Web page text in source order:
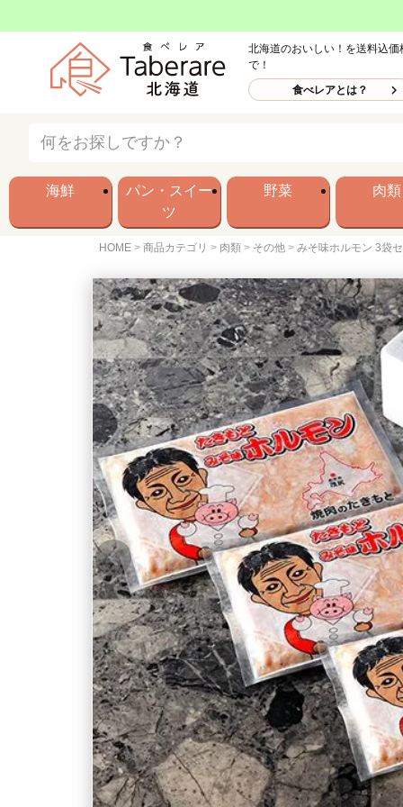
北海道のおいしい！を送料込価
で！
食べレアとは？
海鮮
パン・スイー
ツ
野菜 肉類
HOME 商品カテゴリ 肉類 その他 みそ味ホルモン 3袋